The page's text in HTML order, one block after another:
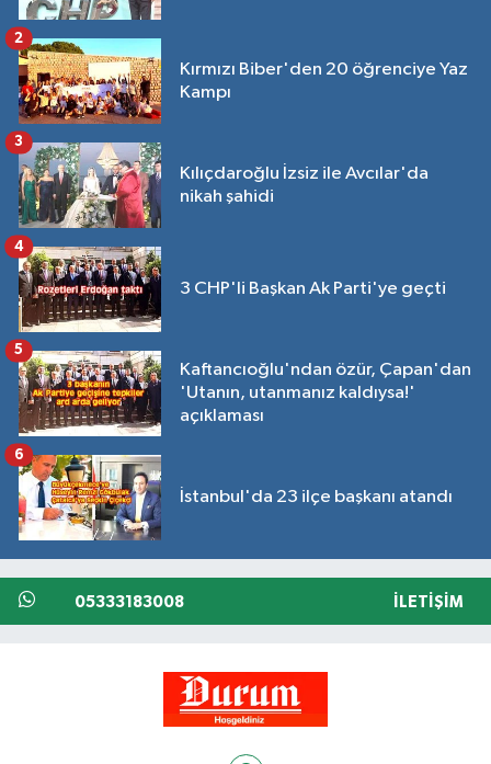
Kırmızı Biber'den 20 öğrenciye Yaz
Kampı
2
Kılıçdaroğlu İzsiz ile Avcılar'da
nikah şahidi
3
3 CHP'li Başkan Ak Parti'ye geçti
4
Kaftancıoğlu'ndan özür, Çapan'dan
'Utanın, utanmanız kaldıysa!'
açıklaması
5
İstanbul'da 23 ilçe başkanı atandı
6
05333183008 İLETIŞIM